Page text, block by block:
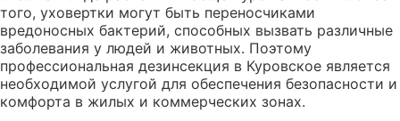
того, уховертки могут быть переносчиками
вредоносных бактерий, способных вызвать различные
заболевания у людей и животных. Поэтому
профессиональная дезинсекция в Куровское является
необходимой услугой для обеспечения безопасности и
комфорта в жилых и коммерческих зонах.